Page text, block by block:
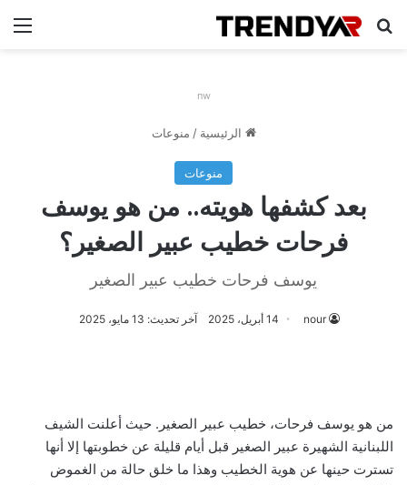
بحث عن
nw
الرئيسية / منوعات
منوعات
بعد كشفها هويته.. من هو يوسف
فرحات خطيب عبير الصغير؟
يوسف فرحات خطيب عبير الصغير
nour 14 أبريل، 2025 آخر تحديث: 13 مايو، 2025
من هو يوسف فرحات، خطيب عبير الصغير. حيث أعلنت الشيف
اللبنانية الشهيرة عبير الصغير قبل أيام قليلة عن خطوبتها إلا أنها
تسترت حينها عن هوية الخطيب وهذا ما خلق حالة من الغموض